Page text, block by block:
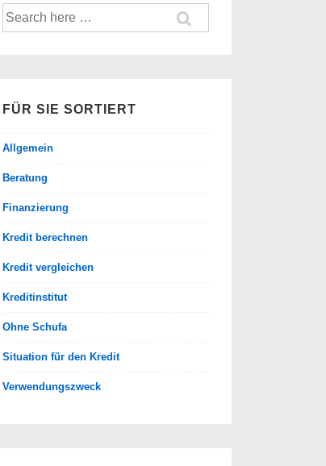
Suche
nach:
FÜR SIE SORTIERT
Allgemein
Beratung
Finanzierung
Kredit berechnen
Kredit vergleichen
Kreditinstitut
Ohne Schufa
Situation für den Kredit
Verwendungszweck